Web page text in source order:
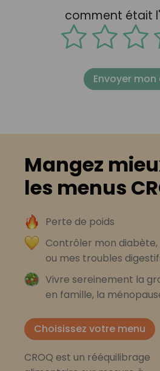
comment était
Envoyer mon
Mangez
les menus
Perte de poids
Contrôler mon
ou mes troubles
Vivre sereinement la
en famille, la
Choisissez votre menu
CROQ est un rééquilibrage